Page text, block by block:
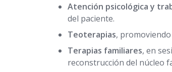
Atención psicológica y
del paciente.
Teoterapias,
Terapias familiares, en
reconstrucción del núcleo